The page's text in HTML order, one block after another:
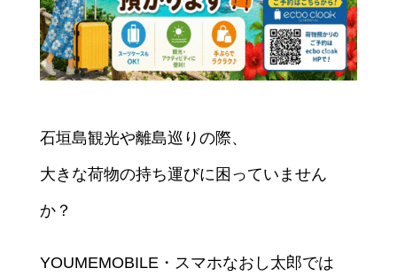
石垣島観光や離島巡りの際、
大きな荷物の持ち運びに困っていません
か？
YOUMEMOBILE・スマホなおし太郎では